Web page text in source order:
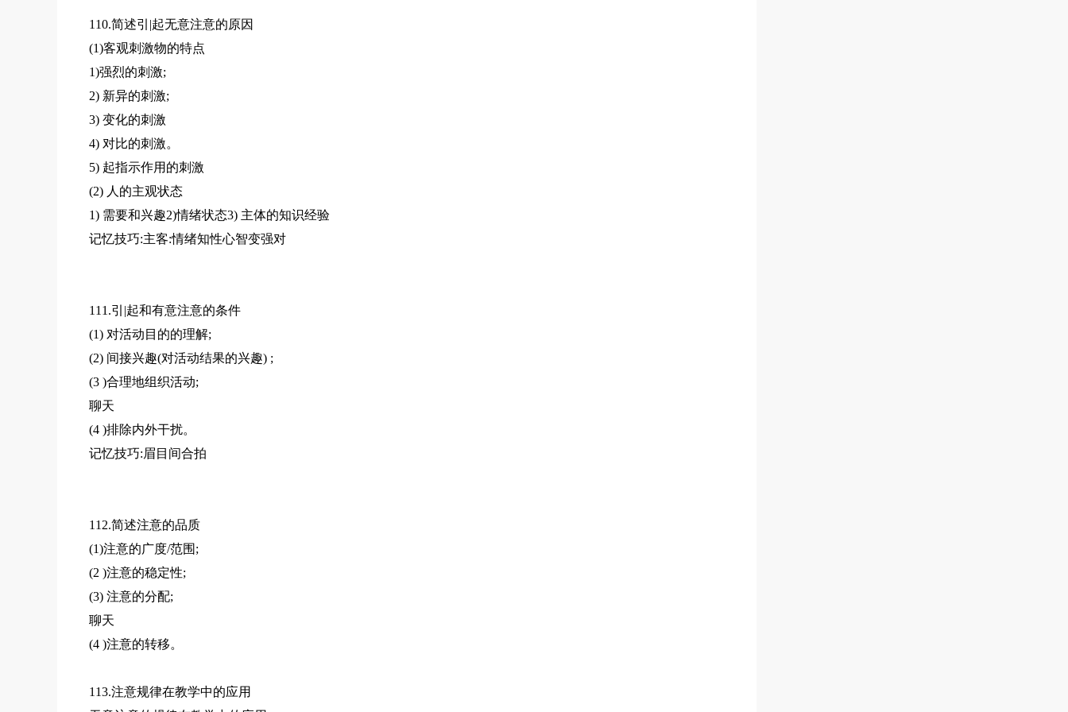
110.简述引|起无意注意的原因
(1)客观刺激物的特点
1)强烈的刺激;
2) 新异的刺激;
3) 变化的刺激
4) 对比的刺激。
5) 起指示作用的刺激
(2) 人的主观状态
1) 需要和兴趣2)情绪状态3) 主体的知识经验
记忆技巧:主客:情绪知性心智变强对
111.引|起和有意注意的条件
(1) 对活动目的的理解;
(2) 间接兴趣(对活动结果的兴趣) ;
(3 )合理地组织活动;
聊天
(4 )排除内外干扰。
记忆技巧:眉目间合拍
112.简述注意的品质
(1)注意的广度/范围;
(2 )注意的稳定性;
(3) 注意的分配;
聊天
(4 )注意的转移。
113.注意规律在教学中的应用